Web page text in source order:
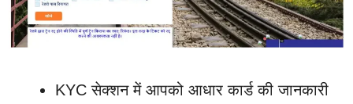
KYC सेक्शन में आपको आधार कार्ड की जानकारी